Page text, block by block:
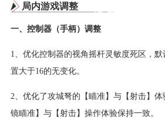
局内游戏调整
一、控制器（手柄）调整
1、优化控制器的视角摇杆灵敏度死区，
置大于16的无变化。
2、优化了攻城弩的【瞄准】与【射击】
镜瞄准】与【射击】操作体验保持一致。